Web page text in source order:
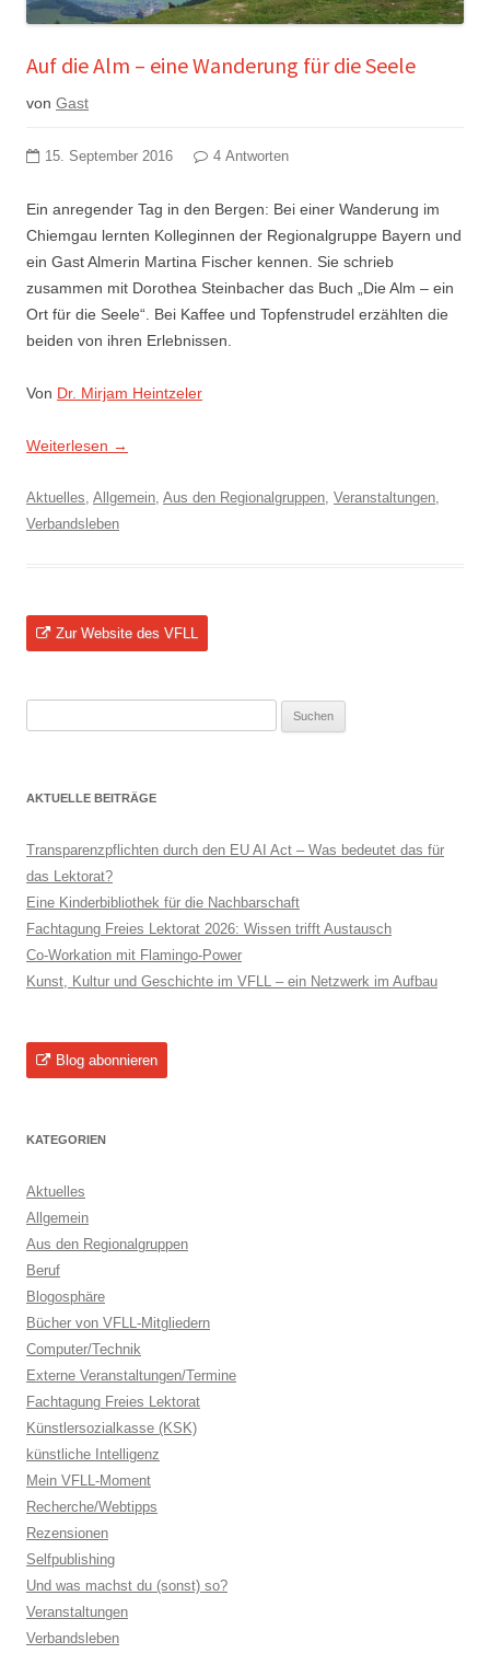
Auf die Alm – eine Wanderung für die Seele
von Gast
15. September 2016 4 Antworten
Ein anregender Tag in den Bergen: Bei einer Wanderung im
Chiemgau lernten Kolleginnen der Regionalgruppe Bayern und
ein Gast Almerin Martina Fischer kennen. Sie schrieb
zusammen mit Dorothea Steinbacher das Buch „Die Alm – ein
Ort für die Seele“. Bei Kaffee und Topfenstrudel erzählten die
beiden von ihren Erlebnissen.
Von Dr. Mirjam Heintzeler
Weiterlesen →
Aktuelles, Allgemein, Aus den Regionalgruppen, Veranstaltungen,
Verbandsleben
Zur Website des VFLL
AKTUELLE BEITRÄGE
Transparenzpflichten durch den EU AI Act – Was bedeutet das für
das Lektorat?
Eine Kinderbibliothek für die Nachbarschaft
Fachtagung Freies Lektorat 2026: Wissen trifft Austausch
Co-Workation mit Flamingo-Power
Kunst, Kultur und Geschichte im VFLL – ein Netzwerk im Aufbau
Blog abonnieren
KATEGORIEN
Aktuelles
Allgemein
Aus den Regionalgruppen
Beruf
Blogosphäre
Bücher von VFLL-Mitgliedern
Computer/Technik
Externe Veranstaltungen/Termine
Fachtagung Freies Lektorat
Künstlersozialkasse (KSK)
künstliche Intelligenz
Mein VFLL-Moment
Recherche/Webtipps
Rezensionen
Selfpublishing
Und was machst du (sonst) so?
Veranstaltungen
Verbandsleben